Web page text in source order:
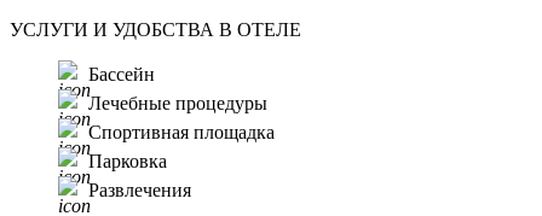
УСЛУГИ И УДОБСТВА В ОТЕЛЕ
Бассейн
Лечебные процедуры
Спортивная площадка
Парковка
Развлечения